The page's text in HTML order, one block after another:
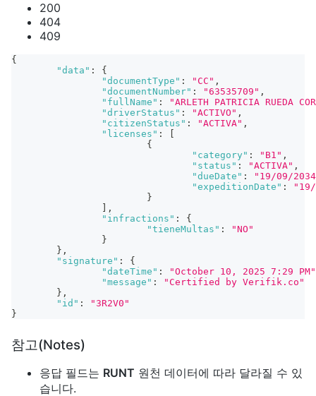
200
404
409
{
"data" :
{
"documentType" : "CC" ,
"documentNumber" : "63535709" ,
"fullName" :
"ARLETH PATRICIA RUEDA
"driverStatus" : "ACTIVO" ,
"citizenStatus" : "ACTIVA" ,
"licenses" :
{
"category" : "B1" ,
"status" : "ACTIVA" ,
"dueDate" :
"19/09/
"expeditionDate" :
}
,
"infractions" :
{
"tieneMultas" :
"NO"
}
} ,
"signature" :
{
"dateTime" :
"October 10, 2025 7:29 PM"
"message" :
"Certified by Verifik.co"
} ,
"id" :
"3R2V0"
}
참고(Notes)
응답 필드는 RUNT 원천 데이터에 따라 달라질 수 있
습니다.